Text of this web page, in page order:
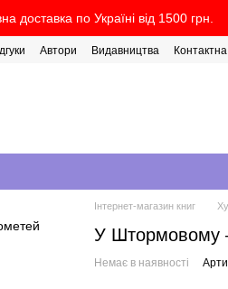
доставка по Україні від 1500 грн.
Автори Видавництва
Інтернет-магазин книг
У Штормовому
Немає в наявності